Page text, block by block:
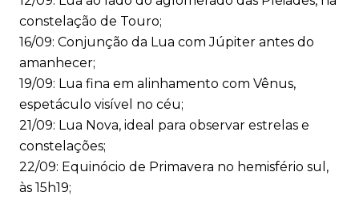
constelação de Touro;
16/09: Conjunção da Lua com Júpiter antes do
amanhecer;
19/09: Lua fina em alinhamento com Vênus,
espetáculo visível no céu;
21/09: Lua Nova, ideal para observar estrelas e
constelações;
22/09: Equinócio de Primavera no hemisfério sul,
às 15h19;